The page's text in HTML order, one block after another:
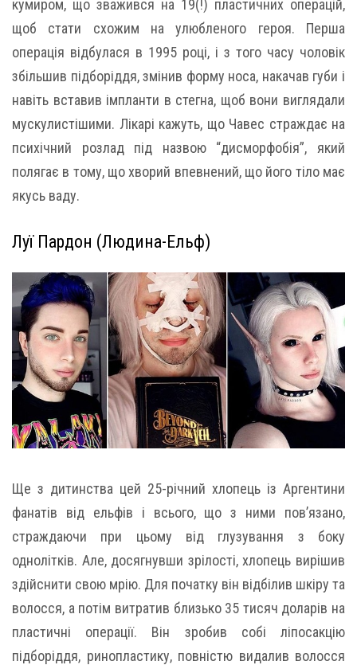
кумиром, що зважився на 19(!) пластичних операцій,
щоб стати схожим на улюбленого героя. Перша
операція відбулася в 1995 році, і з того часу чоловік
збільшив підборіддя, змінив форму носа, накачав губи і
навіть вставив імпланти в стегна, щоб вони виглядали
мускулистішими. Лікарі кажуть, що Чавес страждає на
психічний розлад під назвою “дисморфобія”, який
полягає в тому, що хворий впевнений, що його тіло має
якусь ваду.
Луї Пардон (Людина-Ельф)
Ще з дитинства цей 25-річний хлопець із Аргентини
фанатів від ельфів і всього, що з ними пов’язано,
страждаючи при цьому від глузування з боку
однолітків. Але, досягнувши зрілості, хлопець вирішив
здійснити свою мрію. Для початку він відбілив шкіру та
волосся, а потім витратив близько 35 тисяч доларів на
пластичні операції. Він зробив собі ліпосакцію
підборіддя, ринопластику, повністю видалив волосся